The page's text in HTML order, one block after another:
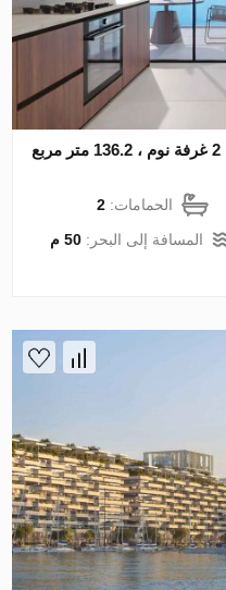
شقة في Al Raha Beach، أبو ظبي 2 غرفة نوم ، 136.2 متر مربع
الحمامات:2
المسافة إلى البحر:50 م